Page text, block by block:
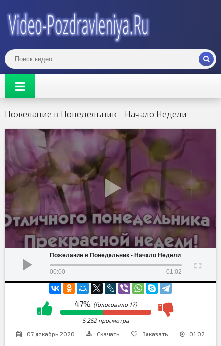
Пожелание в Понедельник - Начало Недели
Пожелание в Понедельник - Начало Недели
00:00 01:02
47% (Голосовало 17)
5 252 просмотра
07 декабрь 2020
Скачать Заказать 01:02